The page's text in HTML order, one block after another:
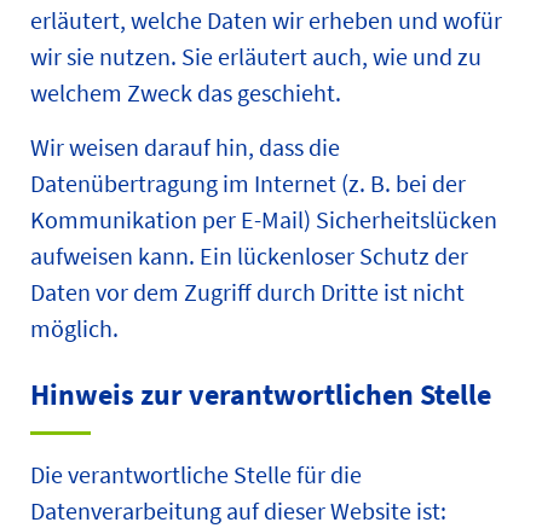
erläutert, welche Daten wir erheben und wofür
wir sie nutzen. Sie erläutert auch, wie und zu
welchem Zweck das geschieht.
Wir weisen darauf hin, dass die
Datenübertragung im Internet (z. B. bei der
Kommunikation per E-Mail) Sicherheitslücken
aufweisen kann. Ein lückenloser Schutz der
Daten vor dem Zugriff durch Dritte ist nicht
möglich.
Hinweis zur verantwortlichen Stelle
Die verantwortliche Stelle für die
Datenverarbeitung auf dieser Website ist: